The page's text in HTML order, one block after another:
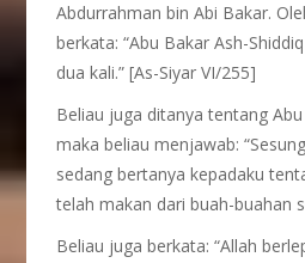
Abdurrahman bin Abi Bakar.
berkata: “Abu Bakar Ash-
dua kali.” [As-Siyar VI/255]
Beliau juga ditanya tentang
maka beliau menjawab:
sedang bertanya kepadaku
telah makan dari buah-buahan
Beliau juga berkata: “Allah